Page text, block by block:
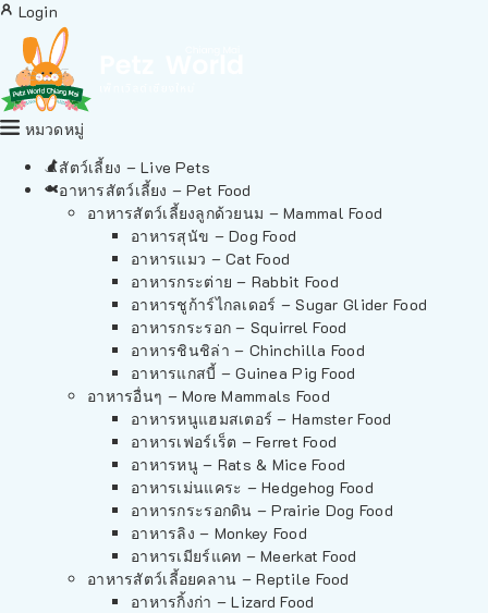
Login
หมวดหมู่
สัตว์เลี้ยง – Live Pets
อาหารสัตว์เลี้ยง – Pet Food
อาหารสัตว์เลี้ยงลูกด้วยนม – Mammal Food
อาหารสุนัข – Dog Food
อาหารแมว – Cat Food
อาหารกระต่าย – Rabbit Food
อาหารชูก้าร์ไกลเดอร์ – Sugar Glider Food
อาหารกระรอก – Squirrel Food
อาหารชินชิล่า – Chinchilla Food
อาหารแกสบี้ – Guinea Pig Food
อาหารอื่นๆ – More Mammals Food
อาหารหนูแฮมสเตอร์ – Hamster Food
อาหารเฟอร์เร็ต – Ferret Food
อาหารหนู – Rats & Mice Food
อาหารเม่นแคระ – Hedgehog Food
อาหารกระรอกดิน – Prairie Dog Food
อาหารลิง – Monkey Food
อาหารเมียร์แคท – Meerkat Food
อาหารสัตว์เลี้อยคลาน – Reptile Food
อาหารกิ้งก่า – Lizard Food